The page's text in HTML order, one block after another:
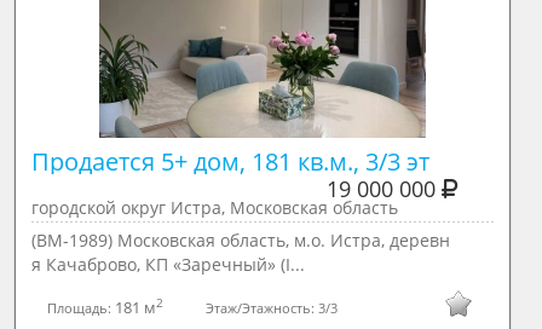
Продается 5+ дом, 181 кв.м., 3/3 эт
19 000 000
городской округ Истра, Московская область
(ВМ-1989) Московская область, м.о. Истра, деревн
я Качаброво, КП «Заречный» (I...
Площадь: 181 м2 Этаж/Этажность: 3/3